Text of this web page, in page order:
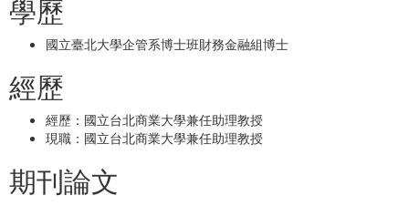
學歷
國立臺北大學企管系博士班財務金融組博士
經歷
經歷：國立台北商業大學兼任助理教授
現職：國立台北商業大學兼任助理教授
期刊論文